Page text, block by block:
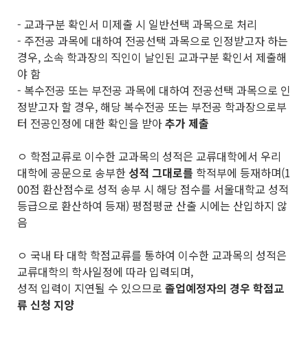
- 교과구분 확인서 미제출 시 일반선택 과목으로 처리
- 주전공 과목에 대하여 전공선택 과목으로 인정받고자 하는
경우, 소속 학과장의 직인이 날인된 교과구분 확인서 제출해
야 함
- 복수전공 또는 부전공 과목에 대하여 전공선택 과목으로 인
정받고자 할 경우, 해당 복수전공 또는 부전공 학과장으로부
터 전공인정에 대한 확인을 받아추가 제출
ㅇ 학점교류로 이수한 교과목의 성적은 교류대학에서 우리
대학에 공문으로 송부한성적 그대로를 학적부에 등재하며(1
00점 환산점수로 성적 송부 시 해당 점수를 서울대학교 성적
등급으로 환산하여 등재) 평점평균 산출 시에는 산입하지 않
음
ㅇ 국내 타 대학 학점교류를 통하여 이수한 교과목의 성적은
교류대학의 학사일정에 따라 입력되며,
성적 입력이 지연될 수 있으므로 졸업예정자의 경우 학점교
류 신청 지양